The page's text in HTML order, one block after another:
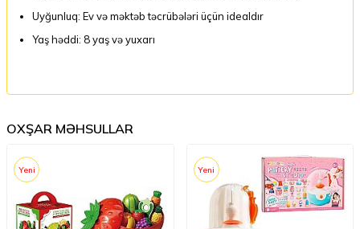
Uyğunluq: Ev və məktəb təcrübələri üçün idealdır
Yaş həddi: 8 yaş və yuxarı
OXŞAR MƏHSULLAR
Yeni Yeni